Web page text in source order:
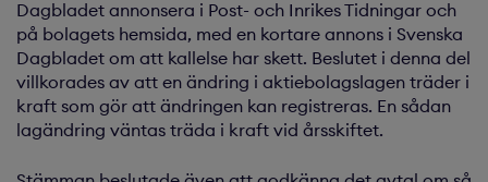
Dagbladet annonsera i Post- och Inrikes Tidningar och
på bolagets hemsida, med en kortare annons i Svenska
Dagbladet om att kallelse har skett. Beslutet i denna del
villkorades av att en ändring i aktiebolagslagen träder i
kraft som gör att ändringen kan registreras. En sådan
lagändring väntas träda i kraft vid årsskiftet.